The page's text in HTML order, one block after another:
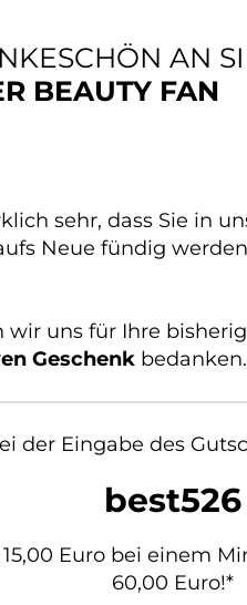
AN
BEAUTY FAN
sehr, dass Sie in
Neue fündig
wir uns für Ihre
Geschenk bedanken.
der Eingabe des
best526
Euro bei einem
60,00 Euro!*